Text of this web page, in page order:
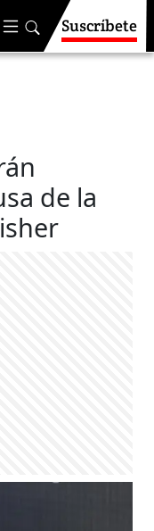
Suscríbete
de la